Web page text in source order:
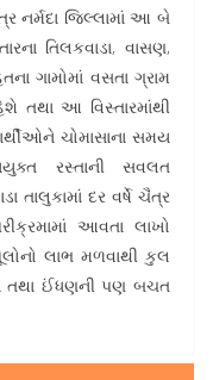
નર્મદા જિલ્લામાં આ બે
તિલકવાડા, વાસણ,
ગામોમાં વસતા ગ્રામ
તથા આ વિસ્તારમાંથી
ચોમાસાના સમય
રસ્તાની સવલત
તાલુકામાં દર વર્ષે ચૈત્ર
આવતા લાખો
લાભ મળવાથી કુલ
તથા ઈંધણની પણ બચત